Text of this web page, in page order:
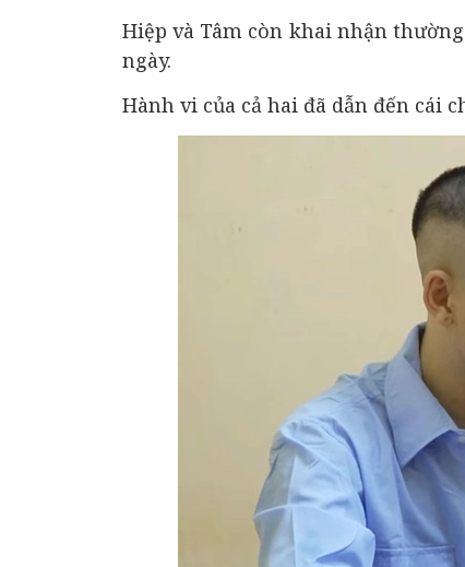
Hiệp và Tâm còn khai nhận
ngày.
Hành vi của cả hai đã dẫn đến cái